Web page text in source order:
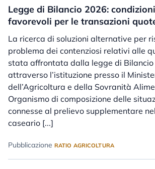
Legge di Bilancio 2026:
favorevoli per le transazioni
La ricerca di soluzioni alternative per
problema dei contenziosi relativi alle
stata affrontata dalla legge di
attraverso l’istituzione presso il
dell’Agricoltura e della Sovranità
Organismo di composizione delle
connesse al prelievo supplementare
caseario [...]
Pubblicazione RATIO AGRICOLTURA